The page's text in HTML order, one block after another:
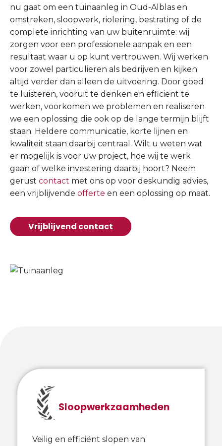
nu gaat om een tuinaanleg in Oud-Alblas en
omstreken, sloopwerk, riolering, bestrating of de
complete inrichting van uw buitenruimte: wij
zorgen voor een professionele aanpak en een
resultaat waar u op kunt vertrouwen. Wij werken
voor zowel particulieren als bedrijven en kijken
altijd verder dan alleen de uitvoering. Door goed
te luisteren, vooruit te denken en efficiënt te
werken, voorkomen we problemen en realiseren
we een oplossing die ook op de lange termijn blijft
staan. Heldere communicatie, korte lijnen en
kwaliteit staan daarbij centraal. Wilt u weten wat
er mogelijk is voor uw project, hoe wij te werk
gaan of welke investering daarbij hoort? Neem
gerust contact met ons op voor deskundig advies,
een vrijblijvende offerte en een oplossing op maat.
Vrijblijvend contact
Sloopwerkzaamheden
Veilig en efficiënt slopen van